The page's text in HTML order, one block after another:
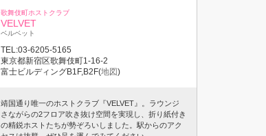
歌舞伎町ホストクラブ
VELVET
ベルベット
TEL:03-6205-5165
東京都新宿区歌舞伎町1-16-2
富士ビルディングB1F,B2F(地図)
靖国通り唯一のホストクラブ『VELVET』。ラウンジ
さながらの2フロア吹き抜け空間を実現し、折り紙付き
の精鋭ホストたちが勢ぞろいしました。駅からのアク